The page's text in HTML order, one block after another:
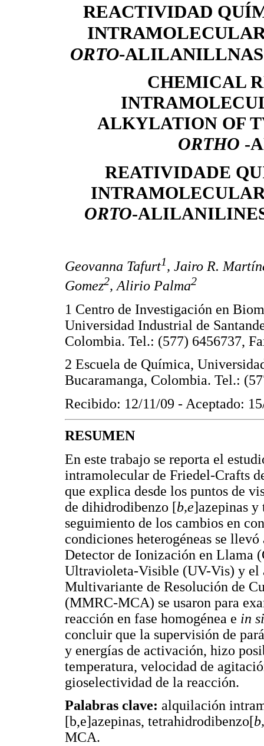
REACTIVIDAD
ORTO-ALILANILLNAS
CHEMICAL
ALKYLATION OF
ORTHO -
REATIVIDADE
ORTO-
Geovanna Tafurt1, Jairo R.
Gomez2, Alirio Palma2
1 Centro de Investigación en
Universidad Industrial de
Colombia. Tel.: (577) 6456737,
2 Escuela de Química,
Bucaramanga, Colombia. Tel.:
Recibido: 12/11/09 - Aceptado:
RESUMEN
En este trabajo se reporta el
intramolecular de Friedel-Crafts
que explica desde los puntos de
de dihidrodibenzo [b,e]azepinas
seguimiento de los cambios en
condiciones heterogéneas se
Detector de Ionización en Llama
Ultravioleta-Visible (UV-Vis) y el
Multivariante de Resolución de
(MMRC-MCA) se usaron para
reacción en fase homogénea e in
concluir que la supervisión de
y energías de activación, hizo
temperatura, velocidad de
gioselectividad de la reacción.
Palabras clave: alquilación
[b,e]azepinas, tetrahidrodibenzo[
MCA.